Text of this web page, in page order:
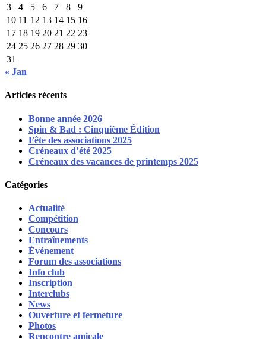
3
4 5 6 7 8
9
10 11 12 13 14 15 16
17 18 19 20 21 22 23
24 25 26 27 28 29 30
31
« Jan
Articles récents
Bonne année 2026
Spin & Bad : Cinquième Édition
Fête des associations 2025
Créneaux d’été 2025
Créneaux des vacances de printemps 2025
Catégories
Actualité
Compétition
Concours
Entraînements
Événement
Forum des associations
Info club
Inscription
Interclubs
News
Ouverture et fermeture
Photos
Rencontre amicale